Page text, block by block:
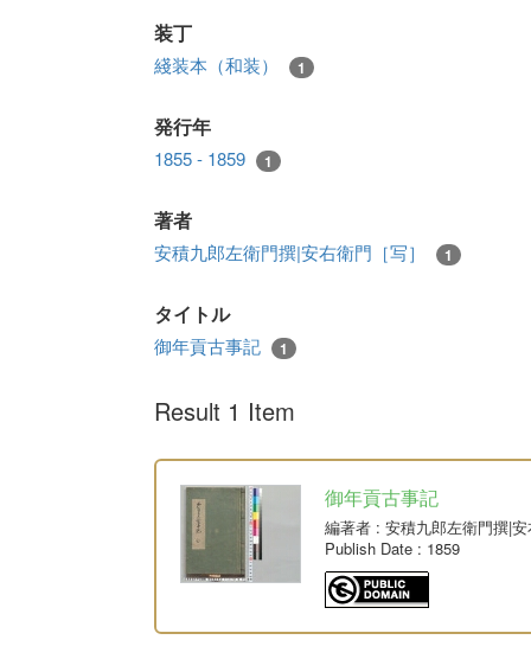
装丁
綫装本（和装） 1
発行年
1855 - 1859 1
著者
安積九郎左衛門撰|安右衛門［写］ 1
タイトル
御年貢古事記 1
Result 1 Item
御年貢古事記
編著者 : 安積九郎左衛門撰|
Publish Date : 1859